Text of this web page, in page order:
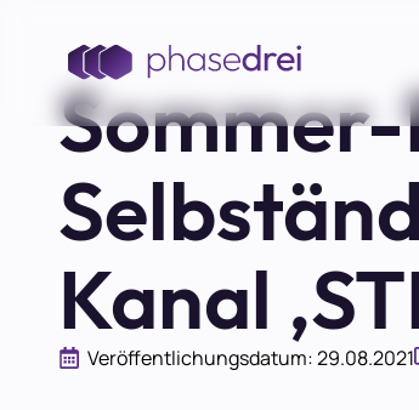
Kanal
Veröffentlichungsdatum: 29.08.2021